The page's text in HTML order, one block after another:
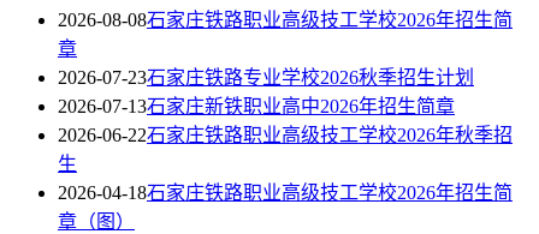
2026-08-08石家庄铁路职业高级技工学校2026年招生简
章
2026-07-23石家庄铁路专业学校2026秋季招生计划
2026-07-13石家庄新铁职业高中2026年招生简章
2026-06-22石家庄铁路职业高级技工学校2026年秋季招
生
2026-04-18石家庄铁路职业高级技工学校2026年招生简
章（图）